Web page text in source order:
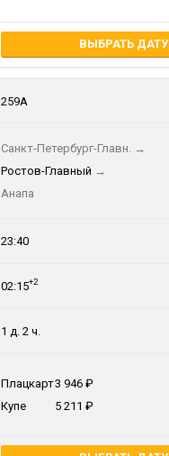
ВЫБРАТЬ ДАТУ
259А
Санкт-Петербург-Главн. →
Ростов-Главный →
Анапа
23:40
02:15+2
1 д. 2 ч.
Плацкарт3 946
Купе
5 211